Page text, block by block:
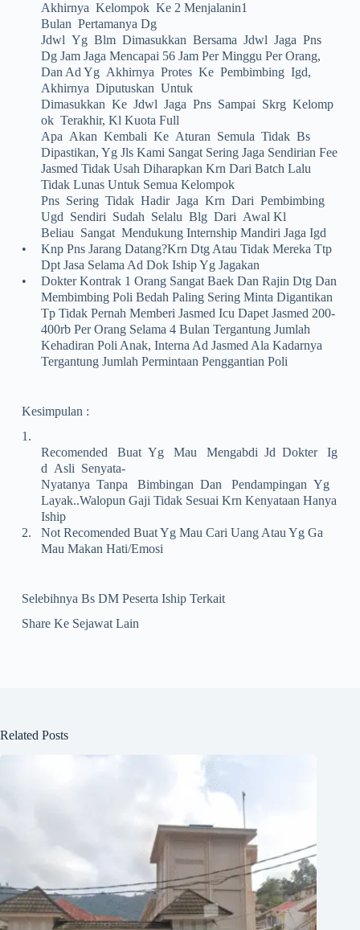
Akhirnya Kelompok Ke 2 Menjalanin1
Bulan Pertamanya Dg
Jdwl Yg Blm Dimasukkan Bersama Jdwl Jaga Pns
Dg Jam Jaga Mencapai 56 Jam Per Minggu Per Orang,
Dan Ad Yg Akhirnya Protes Ke Pembimbing Igd,
Akhirnya Diputuskan Untuk
Dimasukkan Ke Jdwl Jaga Pns Sampai Skrg Kelomp
Ok Terakhir, Kl Kuota Full
Apa Akan Kembali Ke Aturan Semula Tidak Bs
Dipastikan, Yg Jls Kami Sangat Sering Jaga Sendirian Fee
Jasmed Tidak Usah Diharapkan Krn Dari Batch Lalu
Tidak Lunas Untuk Semua Kelompok
Pns Sering Tidak Hadir Jaga Krn Dari Pembimbing
Ugd Sendiri Sudah Selalu Blg Dari Awal Kl
Beliau Sangat Mendukung Internship Mandiri Jaga Igd
•
Knp Pns Jarang Datang?krn Dtg Atau Tidak Mereka Ttp
Dpt Jasa Selama Ad Dok Iship Yg Jagakan
•
Dokter Kontrak 1 Orang Sangat Baek Dan Rajin Dtg Dan
Membimbing Poli Bedah Paling Sering Minta Digantikan
Tp Tidak Pernah Memberi Jasmed Icu Dapet Jasmed 200-
400rb Per Orang Selama 4 Bulan Tergantung Jumlah
Kehadiran Poli Anak, Interna Ad Jasmed Ala Kadarnya
Tergantung Jumlah Permintaan Penggantian Poli
Kesimpulan :
1.
Recomended Buat Yg Mau Mengabdi Jd Dokter Ig
D Asli Senyata-
Nyatanya Tanpa Bimbingan Dan Pendampingan Yg
Layak..walopun Gaji Tidak Sesuai Krn Kenyataan Hanya
Iship
2.
Not Recomended Buat Yg Mau Cari Uang Atau Yg Ga
Mau Makan Hati/emosi
Selebihnya Bs DM Peserta Iship Terkait
Share Ke Sejawat Lain
Related Posts